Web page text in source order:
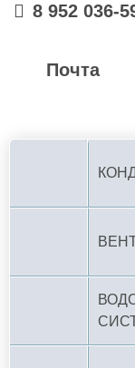
8 952 036-
Почта